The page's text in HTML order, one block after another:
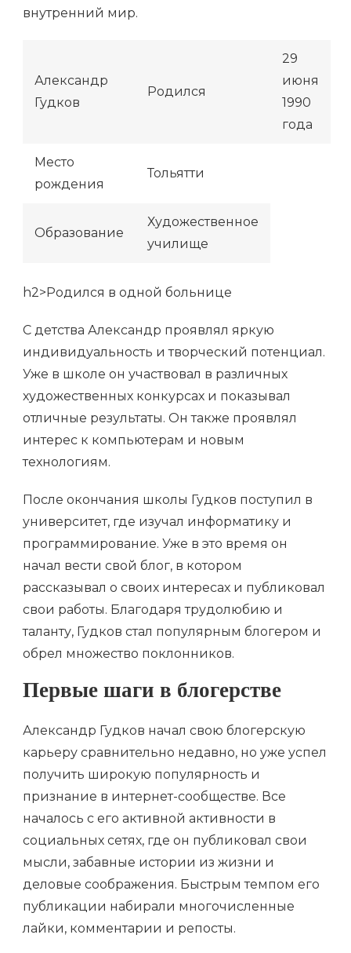
внутренний мир.
Александр
Гудков
Родился
29
июня
1990
года
Место
рождения
Тольятти
Образование
Художественное
училище
h2>Родился в одной больнице
С детства Александр проявлял яркую
индивидуальность и творческий потенциал.
Уже в школе он участвовал в различных
художественных конкурсах и показывал
отличные результаты. Он также проявлял
интерес к компьютерам и новым
технологиям.
После окончания школы Гудков поступил в
университет, где изучал информатику и
программирование. Уже в это время он
начал вести свой блог, в котором
рассказывал о своих интересах и публиковал
свои работы. Благодаря трудолюбию и
таланту, Гудков стал популярным блогером и
обрел множество поклонников.
Первые шаги в блогерстве
Александр Гудков начал свою блогерскую
карьеру сравнительно недавно, но уже успел
получить широкую популярность и
признание в интернет-сообществе. Все
началось с его активной активности в
социальных сетях, где он публиковал свои
мысли, забавные истории из жизни и
деловые соображения. Быстрым темпом его
публикации набирали многочисленные
лайки, комментарии и репосты.